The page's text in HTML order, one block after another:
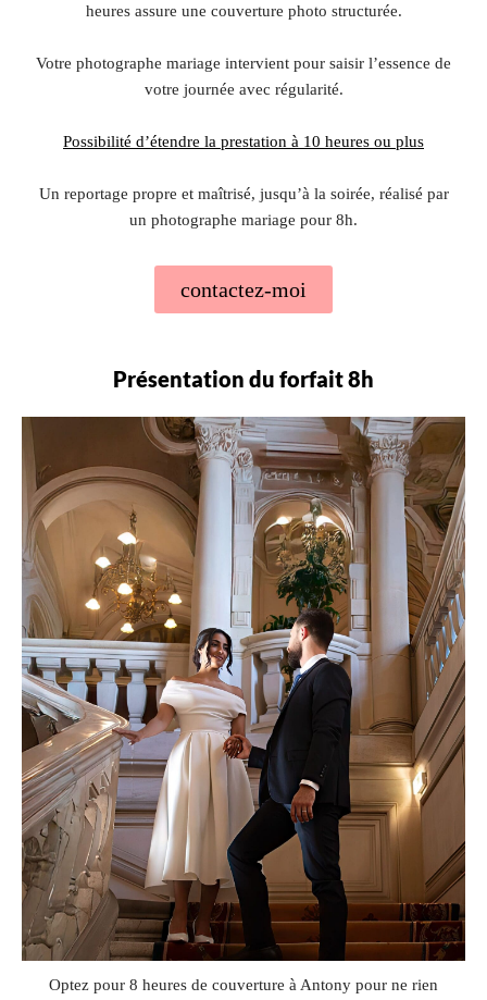
heures assure une couverture photo structurée.
Votre photographe mariage intervient pour saisir l’essence de
votre journée avec régularité.
Possibilité d’étendre la prestation à 10 heures ou plus
Un reportage propre et maîtrisé, jusqu’à la soirée, réalisé par
un photographe mariage pour 8h.
contactez-moi
Présentation du forfait 8h
Optez pour 8 heures de couverture à Antony pour ne rien